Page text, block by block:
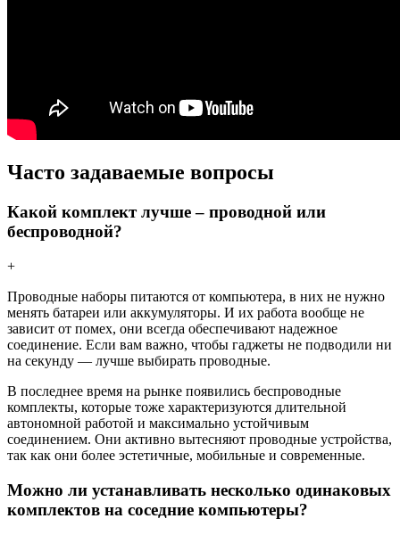
Часто задаваемые вопросы
Какой комплект лучше – проводной или
беспроводной?
+
Проводные наборы питаются от компьютера, в них не нужно
менять батареи или аккумуляторы. И их работа вообще не
зависит от помех, они всегда обеспечивают надежное
соединение. Если вам важно, чтобы гаджеты не подводили ни
на секунду — лучше выбирать проводные.
В последнее время на рынке появились беспроводные
комплекты, которые тоже характеризуются длительной
автономной работой и максимально устойчивым
соединением. Они активно вытесняют проводные устройства,
так как они более эстетичные, мобильные и современные.
Можно ли устанавливать несколько одинаковых
комплектов на соседние компьютеры?